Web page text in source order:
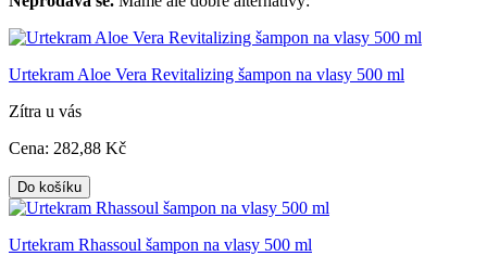
Urtekram Aloe Vera Revitalizing šampon na vlasy 500 ml
Zítra u vás
Cena: 282,88 Kč
Do košíku
Urtekram Rhassoul šampon na vlasy 500 ml